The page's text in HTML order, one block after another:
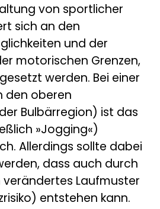
von sportlicher
sich an den
und der
motorischen Grenzen,
werden. Bei einer
den oberen
Bulbärregion) ist das
»Jogging«)
Allerdings sollte dabei
dass auch durch
Laufmuster
entstehen kann.